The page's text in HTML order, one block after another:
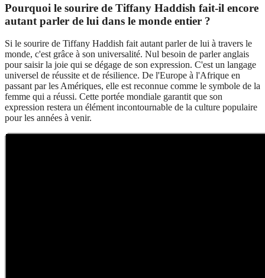
Pourquoi le sourire de Tiffany Haddish fait-il encore
autant parler de lui dans le monde entier ?
Si le sourire de Tiffany Haddish fait autant parler de lui à travers le
monde, c'est grâce à son universalité. Nul besoin de parler anglais
pour saisir la joie qui se dégage de son expression. C'est un langage
universel de réussite et de résilience. De l'Europe à l'Afrique en
passant par les Amériques, elle est reconnue comme le symbole de la
femme qui a réussi. Cette portée mondiale garantit que son
expression restera un élément incontournable de la culture populaire
pour les années à venir.